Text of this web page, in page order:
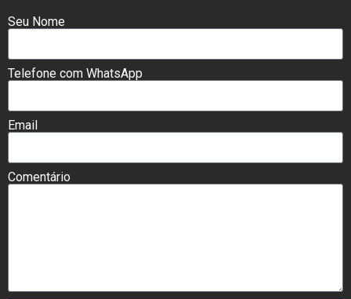
Seu Nome
Telefone com WhatsApp
Email
Comentário